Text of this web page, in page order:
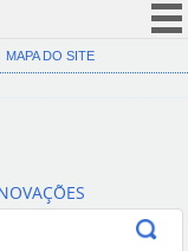
(COVID-19)
Canais
MAPA DO SITE